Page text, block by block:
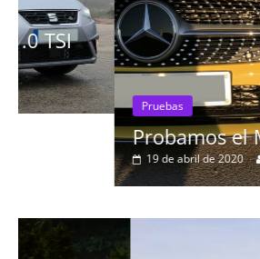
Pruebas
Probamos el
19 de abril de 2020 Joschelito 0